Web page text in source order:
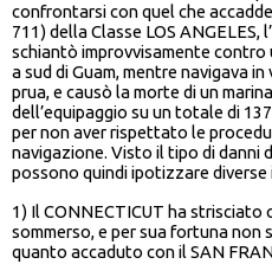
confrontarsi con quel che accadde
711) della Classe LOS
schiantò improvvisamente contro
a sud di Guam, mentre navigava
prua, e causò la morte di un
dell’equipaggio su un totale di
per non aver rispettato le
navigazione. Visto il tipo di danni
possono quindi ipotizzare
1) Il CONNECTICUT ha
sommerso, e per sua fortuna
quanto accaduto con il SAN